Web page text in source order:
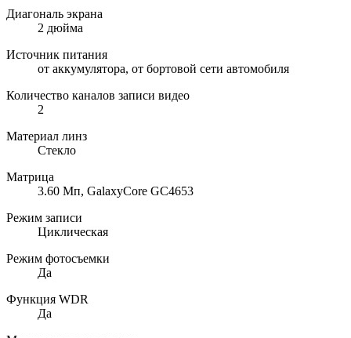
Диагональ экрана
2 дюйма
Источник питания
от аккумулятора, от бортовой сети автомобиля
Количество каналов записи видео
2
Материал линз
Стекло
Матрица
3.60 Мп, GalaxyCore GC4653
Режим записи
Циклическая
Режим фотосъемки
Да
Функция WDR
Да